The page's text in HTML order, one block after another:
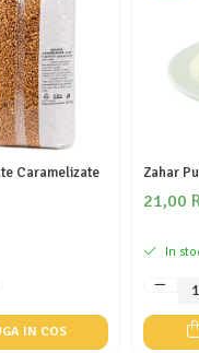
Caramelizate
IN COS
Zahar
21,00
In